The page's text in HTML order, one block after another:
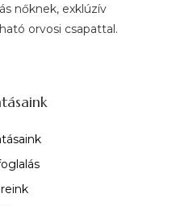
nőknek, exklúzív
orvosi csapattal.